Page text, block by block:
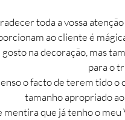
toda a vossa
ao cliente é
na decoração, mas
para o
o facto de terem tido o
tamanho apropriado
mentira que já tenho o